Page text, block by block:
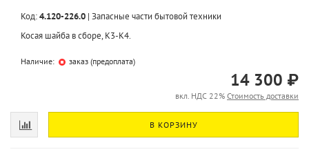
Код:4.120-226.0 | Запасные части бытовой техники
Косая шайба в сборе, K3-K4.
Наличие: заказ (предоплата)
14 300 ₽
вкл. НДС 22% Стоимость доставки
В КОРЗИНУ